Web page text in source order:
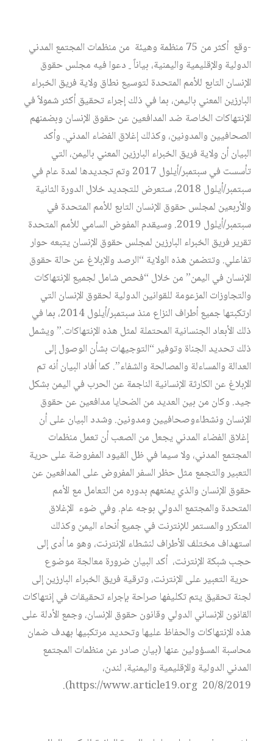
-وقع أكثر من 75 منظمة وهيئة من منظمات المجتمع المدني
الدولية والإقليمية واليمنية، بياناً دعوا فيه مجلس حقوق
الإنسان التابع للأمم المتحدة لتوسيع نطاق ولاية فريق الخبراء
البارزين المعني باليمن، بما في ذلك إجراء تحقيق أكثر شمولاً في
الإنتهاكات الخاصة ضد المدافعين عن حقوق الإنسان وبضمنهم
الصحافيين والمدونين، وكذلك إغلاق الفضاء المدني. وأكد
البيان أن ولاية فريق الخبراء البارزين المعني باليمن، التي
تأسست في سبتمبر/أيلول 2017 وتم تجديدها لمدة عام في
سبتمبر/أيلول 2018، ستعرض للتجديد خلال الدورة الثانية
والأربعين لمجلس حقوق الإنسان التابع للأمم المتحدة في
سبتمبر/أيلول 2019. وسيقدم المفوض السامي للأمم المتحدة
تقرير فريق الخبراء البارزين لمجلس حقوق الإنسان يتبعه حوار
تفاعلي. وتتضمن هذه الولاية “الرصد والإبلاغ عن حالة حقوق
الإنسان في اليمن” من خلال “فحص شامل لجميع الإنتهاكات
والتجاوزات المزعومة للقوانين الدولية لحقوق الإنسان التي
ارتكبتها جميع أطراف النزاع منذ سبتمبر/أيلول 2014، بما في
ذلك الأبعاد الجنسانية المحتملة لمثل هذه الإنتهاكات.” ويشمل
ذلك تحديد الجناة وتوفير “التوجيهات بشأن الوصول إلى
العدالة والمساءلة والمصالحة والشفاء”. كما أفاد البيان أنه تم
الإبلاغ عن الكارثة الإنسانية الناجمة عن الحرب في اليمن بشكل
جيد. وكان من بين العديد من الضحايا مدافعين عن حقوق
الإنسان ونشطاءوصحافيين ومدونين. وشدد البيان على أن
إغلاق الفضاء المدني يجعل من الصعب أن تعمل منظمات
المجتمع المدني، ولا سيما في ظل القيود المفروضة على حرية
التعبير والتجمع مثل حظر السفر المفروض على المدافعين عن
حقوق الإنسان والذي يمنعهم بدوره من التعامل مع الأمم
المتحدة والمجتمع الدولي بوجه عام. وفي ضوء الإغلاق
المتكرر والمستمر للإنترنت في جميع أنحاء اليمن وكذلك
استهداف مختلف الأطراف لنشطاء الإنترنت، وهو ما أدى إلى
حجب شبكة الإنترنت، أكد البيان ضرورة معالجة موضوع
حرية التعبير على الإنترنت، وترقية فريق الخبراء البارزين إلى
لجنة تحقيق يتم تكليفها صراحة بإجراء تحقيقات في إنتهاكات
القانون الإنساني الدولي وقانون حقوق الإنسان، وجمع الأدلة على
هذه الإنتهاكات والحفاظ عليها وتحديد مرتكبيها بهدف ضمان
محاسبة المسؤولين عنها (بيان صادر عن منظمات المجتمع
المدني الدولية والإقليمية واليمنية، لندن،
https://www.article19.org 20/8/2019).